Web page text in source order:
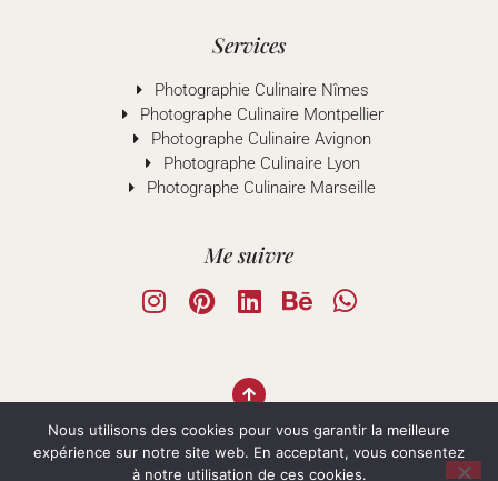
Services
Photographie Culinaire Nîmes
Photographe Culinaire Montpellier
Photographe Culinaire Avignon
Photographe Culinaire Lyon
Photographe Culinaire Marseille
Me suivre
Nous utilisons des cookies pour vous garantir la meilleure
expérience sur notre site web. En acceptant, vous consentez
à notre utilisation de ces cookies.